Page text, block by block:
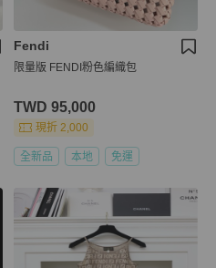
Fendi
限量版 FENDI粉色編織包
TWD 95,000
現折 2,000
全新品 本地 免運